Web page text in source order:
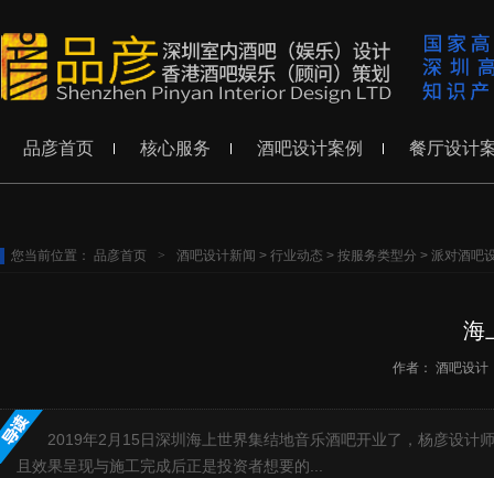
品彦首页 核心服务 酒吧设计案例 餐厅设计
您当前位置： 品彦首页 > 酒吧设计新闻 > 行业动态 > 按服务类型分 > 派对酒吧
海
作者： 酒吧设计
2019年2月15日深圳海上世界集结地音乐酒吧开业了，杨彦设计
且效果呈现与施工完成后正是投资者想要的...